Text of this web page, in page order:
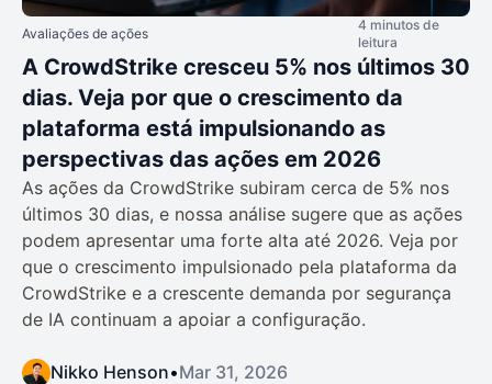
Avaliações de ações
4 minutos de
leitura
A CrowdStrike cresceu 5% nos últimos 30
dias. Veja por que o crescimento da
plataforma está impulsionando as
perspectivas das ações em 2026
As ações da CrowdStrike subiram cerca de 5% nos
últimos 30 dias, e nossa análise sugere que as ações
podem apresentar uma forte alta até 2026. Veja por
que o crescimento impulsionado pela plataforma da
CrowdStrike e a crescente demanda por segurança
de IA continuam a apoiar a configuração.
Nikko Henson•Mar 31, 2026